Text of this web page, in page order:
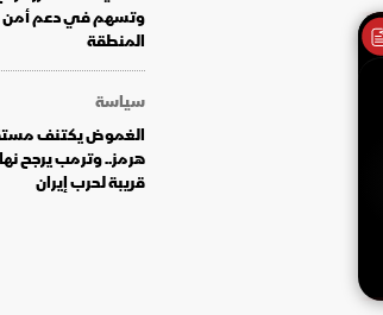
وتسهم في دعم أمن
المنطقة
سياسة
الغموض يكتنف
هرمز.. وترمب يرجح
قريبة لحرب إيران